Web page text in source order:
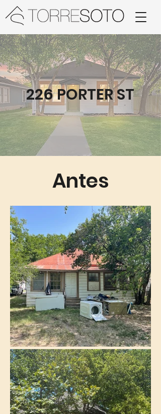
226 PORTER ST
Antes